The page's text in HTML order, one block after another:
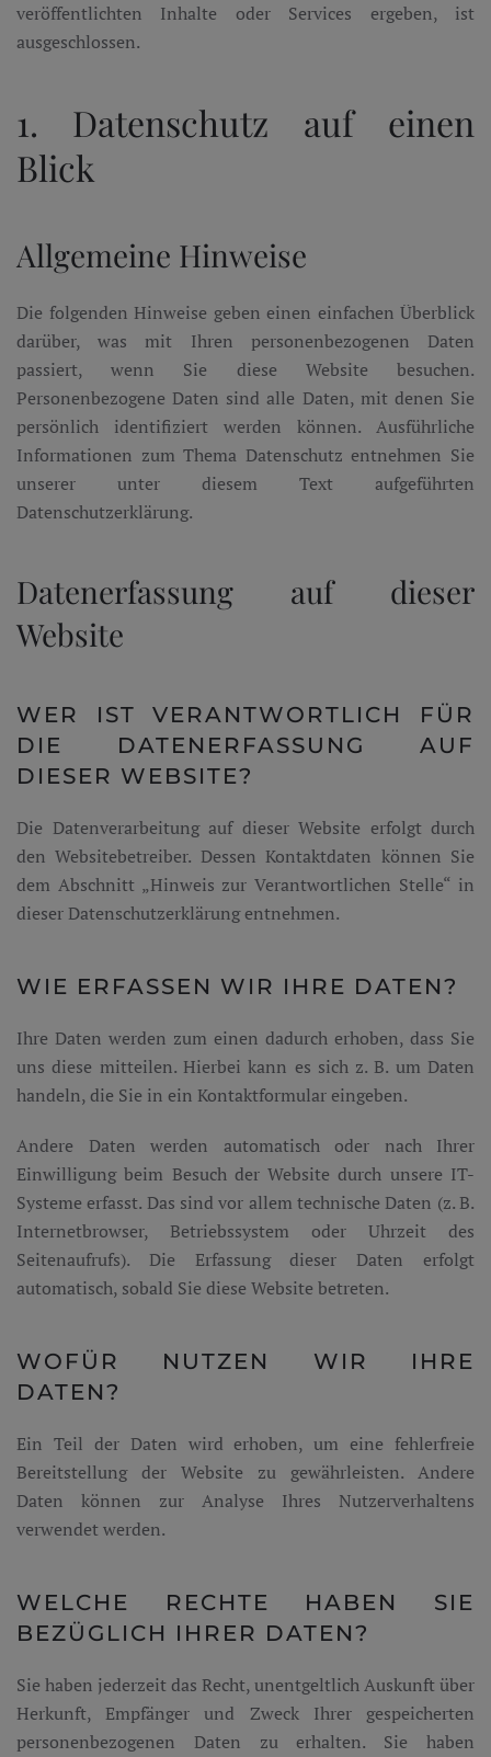
veröffentlichten Inhalte oder Services ergeben, ist
ausgeschlossen.
1. Datenschutz auf einen
Blick
Allgemeine Hinweise
Die folgenden Hinweise geben einen einfachen Überblick
darüber, was mit Ihren personenbezogenen Daten
passiert, wenn Sie diese Website besuchen.
Personenbezogene Daten sind alle Daten, mit denen Sie
persönlich identifiziert werden können. Ausführliche
Informationen zum Thema Datenschutz entnehmen Sie
unserer unter diesem Text aufgeführten
Datenschutzerklärung.
Datenerfassung auf dieser
Website
WER IST VERANTWORTLICH FÜR
DIE DATENERFASSUNG AUF
DIESER WEBSITE?
Die Datenverarbeitung auf dieser Website erfolgt durch
den Websitebetreiber. Dessen Kontaktdaten können Sie
dem Abschnitt „Hinweis zur Verantwortlichen Stelle“ in
dieser Datenschutzerklärung entnehmen.
WIE ERFASSEN WIR IHRE DATEN?
Ihre Daten werden zum einen dadurch erhoben, dass Sie
uns diese mitteilen. Hierbei kann es sich z. B. um Daten
handeln, die Sie in ein Kontaktformular eingeben.
Andere Daten werden automatisch oder nach Ihrer
Einwilligung beim Besuch der Website durch unsere IT-
Systeme erfasst. Das sind vor allem technische Daten (z. B.
Internetbrowser, Betriebssystem oder Uhrzeit des
Seitenaufrufs). Die Erfassung dieser Daten erfolgt
automatisch, sobald Sie diese Website betreten.
WOFÜR NUTZEN WIR IHRE
DATEN?
Ein Teil der Daten wird erhoben, um eine fehlerfreie
Bereitstellung der Website zu gewährleisten. Andere
Daten können zur Analyse Ihres Nutzerverhaltens
verwendet werden.
WELCHE RECHTE HABEN SIE
BEZÜGLICH IHRER DATEN?
Sie haben jederzeit das Recht, unentgeltlich Auskunft über
Herkunft, Empfänger und Zweck Ihrer gespeicherten
personenbezogenen Daten zu erhalten. Sie haben